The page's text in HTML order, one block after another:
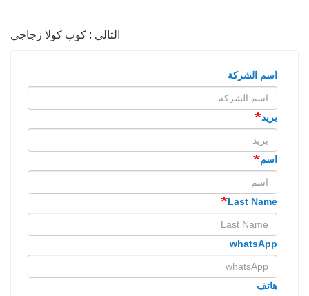
التالي : كوب كولا زجاجي
اسم الشركة
بريد
اسم
Last Name
whatsApp
هاتف